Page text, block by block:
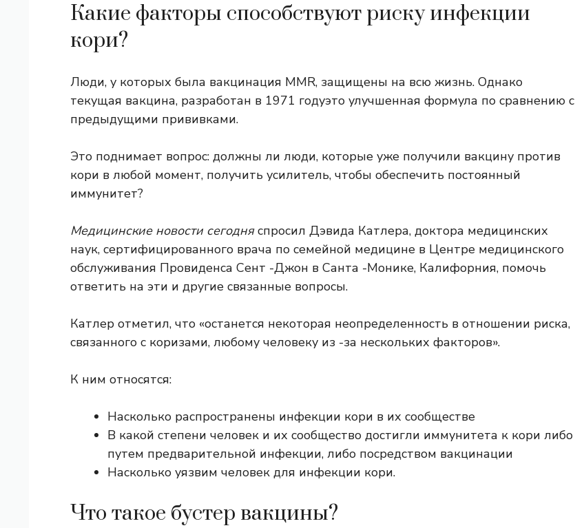
Какие факторы способствуют риску инфекции
кори?
Люди, у которых была вакцинация MMR, защищены на всю жизнь. Однако
текущая вакцина, разработан в 1971 годуэто улучшенная формула по сравнению с
предыдущими прививками.
Это поднимает вопрос: должны ли люди, которые уже получили вакцину против
кори в любой момент, получить усилитель, чтобы обеспечить постоянный
иммунитет?
Медицинские новости сегодняспросил Дэвида Катлера, доктора медицинских
наук, сертифицированного врача по семейной медицине в Центре медицинского
обслуживания Провиденса Сент -Джон в Санта -Монике, Калифорния, помочь
ответить на эти и другие связанные вопросы.
Катлер отметил, что «останется некоторая неопределенность в отношении риска,
связанного с коризами, любому человеку из -за нескольких факторов».
К ним относятся:
Насколько распространены инфекции кори в их сообществе
В какой степени человек и их сообщество достигли иммунитета к кори либо
путем предварительной инфекции, либо посредством вакцинации
Насколько уязвим человек для инфекции кори.
Что такое бустер вакцины?